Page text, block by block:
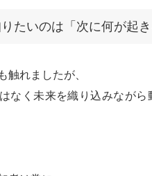
たいのは「次に何が起き
触れましたが、
なく未来を織り込みながら